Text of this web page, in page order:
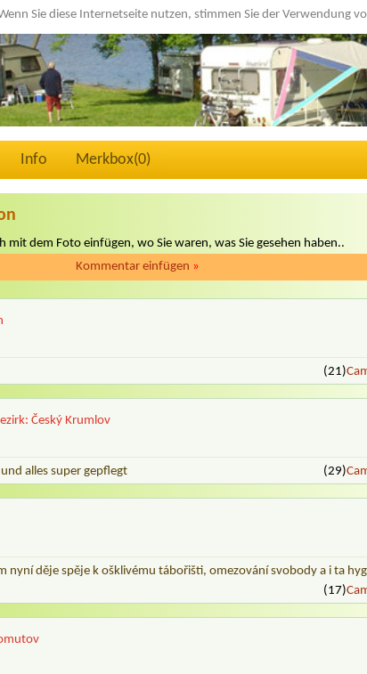
Sie diese Internetseite nutzen, stimmen Sie der Verwendung
Info Merkbox(0)
mit dem Foto einfügen, wo Sie waren, was Sie gesehen haben..
Kommentar einfügen »
(21)
Český Krumlov
alles super gepflegt (29)
nyní děje spěje k ošklivému tábořišti, omezování svobody a i ta
(17)